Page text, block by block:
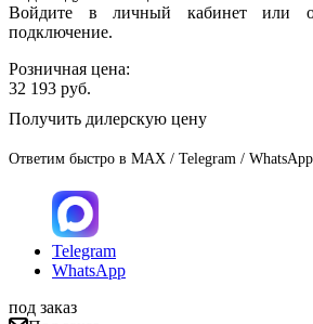
Войдите в личный кабинет или
подключение.
Розничная цена:
32 193 руб.
Получить дилерскую цену
Ответим быстро в MAX / Telegram / WhatsApp
Telegram
WhatsApp
под заказ